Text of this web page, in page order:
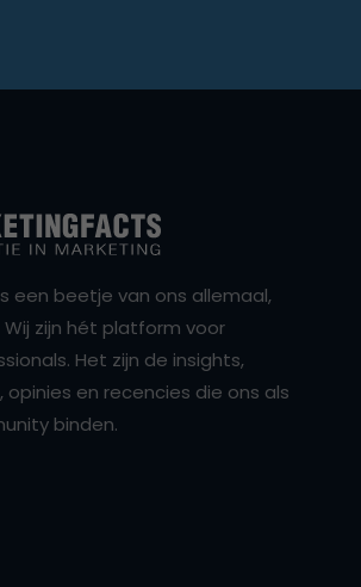
een beetje van ons allemaal,
zijn hét platform voor
Het zijn de insights,
en recencies die ons als
binden.